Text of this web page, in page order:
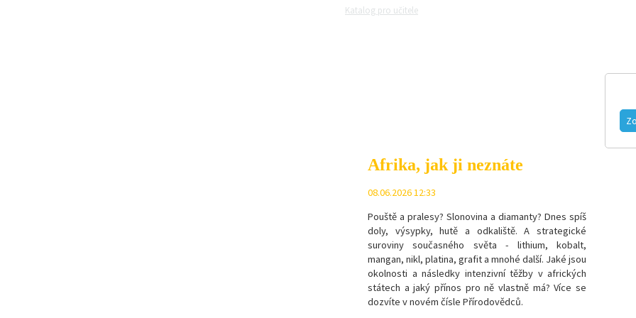
Katalog pro učitele
FOTOGALERIE
Afrika, jak ji neznáte
08.06.2026 12:33
Pouště a pralesy? Slonovina a diamanty? Dnes spíš
doly, výsypky, hutě a odkaliště. A strategické
suroviny současného světa - lithium, kobalt,
mangan, nikl, platina, grafit a mnohé další. Jaké jsou
okolnosti a následky intenzivní těžby v afrických
státech a jaký přínos pro ně vlastně má? Více se
dozvíte v novém čísle Přírodovědců.